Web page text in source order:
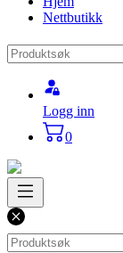
Nettbutikk
Logg inn
0